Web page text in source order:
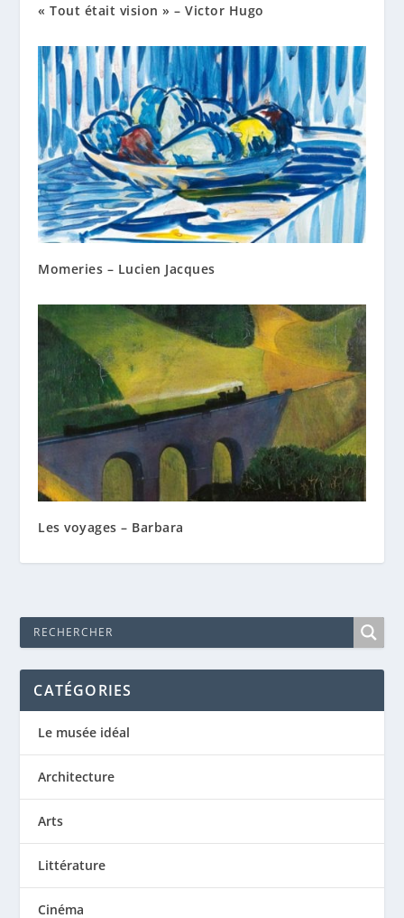
« Tout était vision » – Victor Hugo
Momeries – Lucien Jacques
Les voyages – Barbara
CATÉGORIES
Le musée idéal
Architecture
Arts
Littérature
Cinéma